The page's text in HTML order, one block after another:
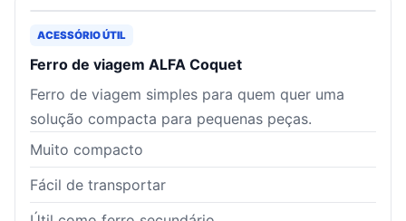
ACESSÓRIO ÚTIL
Ferro de viagem ALFA Coquet
Ferro de viagem simples para quem quer uma
solução compacta para pequenas peças.
Muito compacto
Fácil de transportar